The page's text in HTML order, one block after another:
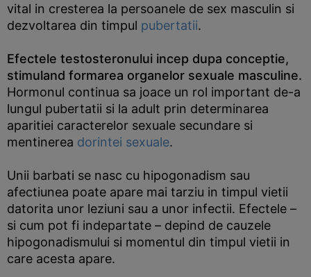
vital in cresterea la persoanele de sex masculin si
dezvoltarea din timpul pubertatii.
Efectele testosteronului incep dupa conceptie,
stimuland formarea organelor sexuale masculine.
Hormonul continua sa joace un rol important de-a
lungul pubertatii si la adult prin determinarea
aparitiei caracterelor sexuale secundare si
mentinerea dorintei sexuale.
Unii barbati se nasc cu hipogonadism sau
afectiunea poate apare mai tarziu in timpul vietii
datorita unor leziuni sau a unor infectii. Efectele –
si cum pot fi indepartate – depind de cauzele
hipogonadismului si momentul din timpul vietii in
care acesta apare.